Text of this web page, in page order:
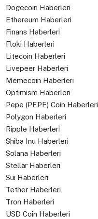
Dogecoin Haberleri
Ethereum Haberleri
Finans Haberleri
Floki Haberleri
Litecoin Haberleri
Livepeer Haberleri
Memecoin Haberleri
Optimism Haberleri
Pepe (PEPE) Coin Haberleri
Polygon Haberleri
Ripple Haberleri
Shiba Inu Haberleri
Solana Haberleri
Stellar Haberleri
Sui Haberleri
Tether Haberleri
Tron Haberleri
USD Coin Haberleri